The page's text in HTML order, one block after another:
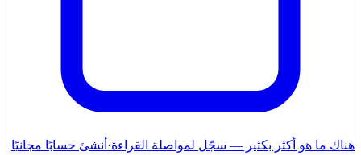
هناك ما هو أكثر بكثير — سجّل لمواصلة القراءة· أنشئ حسابًا مجانيًا